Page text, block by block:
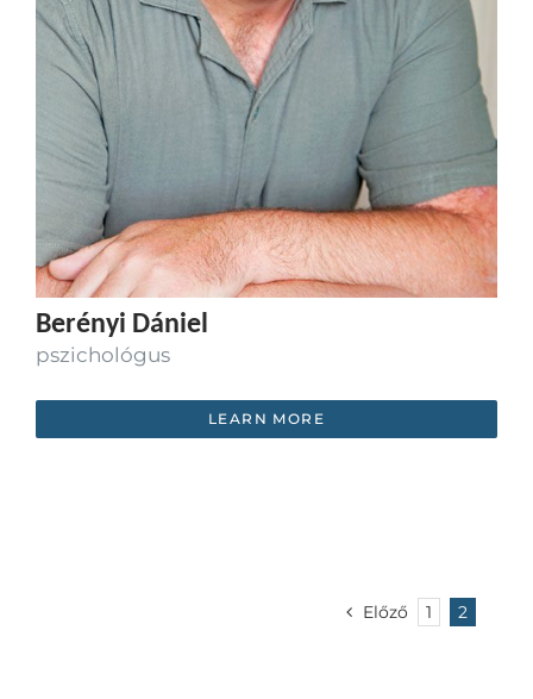
Berényi Dániel
pszichológus
LEARN MORE
Előző 1 2